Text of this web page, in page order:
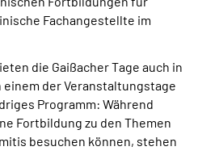
Fachangestellte im
die Gaißacher Tage auch in
der Veranstaltungstage
Programm: Während
Fortbildung zu den Themen
besuchen können, stehen